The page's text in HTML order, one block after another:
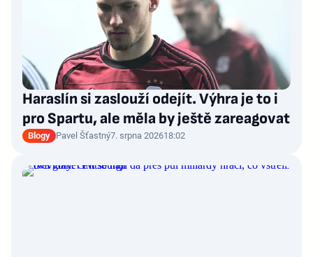
Haraslín si zaslouží odejít. Výhra je to i
pro Spartu, ale měla by ještě zareagovat
Blogy Pavel Šťastný7. srpna 202618:02